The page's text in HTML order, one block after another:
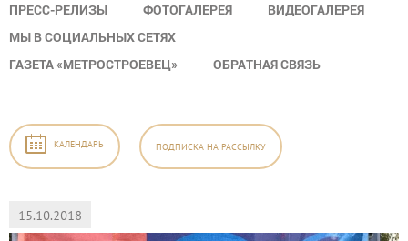
ПРЕСС-РЕЛИЗЫ
ФОТОГАЛЕРЕЯ
ВИДЕОГАЛЕРЕЯ
МЫ В СОЦИАЛЬНЫХ СЕТЯХ
ГАЗЕТА «МЕТРОСТРОЕВЕЦ»
ОБРАТНАЯ СВЯЗЬ
КАЛЕНДАРЬ ПОДПИСКА НА РАССЫЛКУ
15.10.2018